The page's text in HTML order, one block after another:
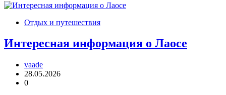
Отдых и путешествия
Интересная информация о Лаосе
vaade
28.05.2026
0